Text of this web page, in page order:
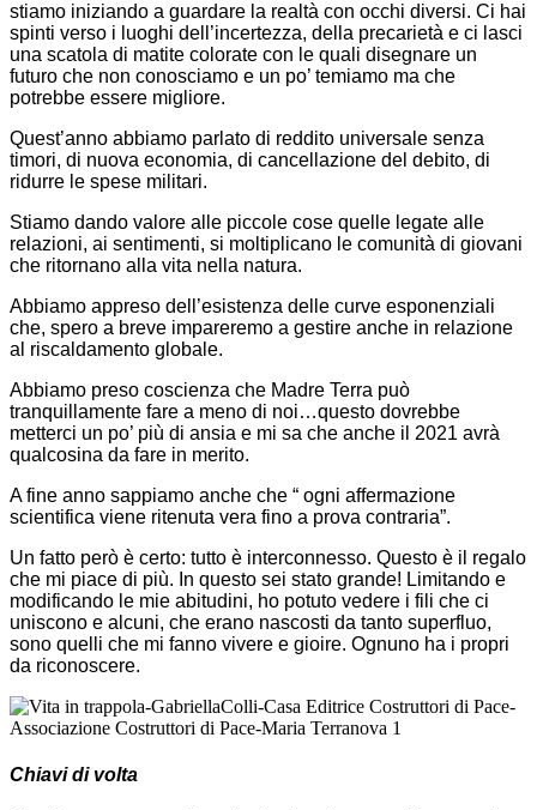
stiamo iniziando a guardare la realtà con occhi diversi. Ci hai
spinti verso i luoghi dell’incertezza, della precarietà e ci lasci
una scatola di matite colorate con le quali disegnare un
futuro che non conosciamo e un po’ temiamo ma che
potrebbe essere migliore.
Quest’anno abbiamo parlato di reddito universale senza
timori, di nuova economia, di cancellazione del debito, di
ridurre le spese militari.
Stiamo dando valore alle piccole cose quelle legate alle
relazioni, ai sentimenti, si moltiplicano le comunità di giovani
che ritornano alla vita nella natura.
Abbiamo appreso dell’esistenza delle curve esponenziali
che, spero a breve impareremo a gestire anche in relazione
al riscaldamento globale.
Abbiamo preso coscienza che Madre Terra può
tranquillamente fare a meno di noi…questo dovrebbe
metterci un po’ più di ansia e mi sa che anche il 2021 avrà
qualcosina da fare in merito.
A fine anno sappiamo anche che “ ogni affermazione
scientifica viene ritenuta vera fino a prova contraria”.
Un fatto però è certo: tutto è interconnesso. Questo è il regalo
che mi piace di più. In questo sei stato grande! Limitando e
modificando le mie abitudini, ho potuto vedere i fili che ci
uniscono e alcuni, che erano nascosti da tanto superfluo,
sono quelli che mi fanno vivere e gioire. Ognuno ha i propri
da riconoscere.
Chiavi di volta